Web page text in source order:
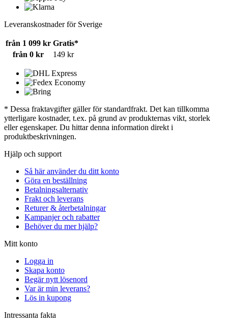
Leveranskostnader för Sverige
från 1 099 kr Gratis*
från 0 kr
149 kr
* Dessa fraktavgifter gäller för standardfrakt. Det kan tillkomma
ytterligare kostnader, t.ex. på grund av produkternas vikt, storlek
eller egenskaper. Du hittar denna information direkt i
produktbeskrivningen.
Hjälp och support
Så här använder du ditt konto
Göra en beställning
Betalningsalternativ
Frakt och leverans
Returer & återbetalningar
Kampanjer och rabatter
Behöver du mer hjälp?
Mitt konto
Logga in
Skapa konto
Begär nytt lösenord
Var är min leverans?
Lös in kupong
Intressanta fakta